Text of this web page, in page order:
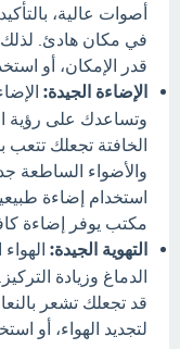
أصوات عالية،
في مكان هادئ.
قدر الإمكان، أو
الإضاءة الجيدة:
وتساعدك على رؤية
الخافتة تجعلك
والأضواء الساطعة
استخدام إضاءة
مكتب يوفر إضاءة
التهوية الجيدة:
الدماغ وزيادة
قد تجعلك تشعر
لتجديد الهواء، أو